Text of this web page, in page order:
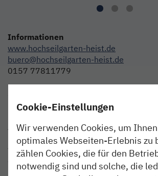
Informationen
www.hochseilgarten-heist.de
buero@hochseilgarten-heist.de
0157 77811779
25492 Heist
Anreise
Mit der nordbahn bequem zur
fahren. Vom Bahnhof zum
dem Rad in knapp 30 Minuten.
Cookie-Einstellungen
Wir verwenden Cookies, um
optimales Webseiten-Erlebnis zu
zählen Cookies, die für den
notwendig sind und solche, die